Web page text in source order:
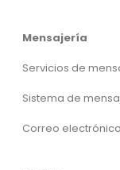
Mensajería
Servicios de
Sistema de
Correo electrónico